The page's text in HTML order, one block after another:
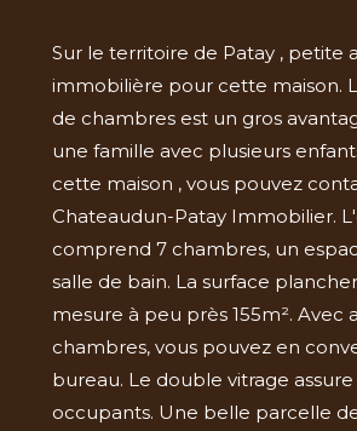
Sur le territoire de Patay , petite
immobilière pour cette maison.
de chambres est un gros
une famille avec plusieurs
cette maison , vous pouvez
Chateaudun-Patay Immobilier.
comprend 7 chambres, un
salle de bain. La surface
mesure à peu près 155m². Avec
chambres, vous pouvez en
bureau. Le double vitrage
occupants. Une belle parcelle